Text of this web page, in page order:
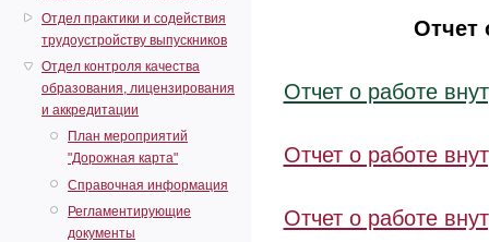
Отдел практики и содействия
трудоустройству выпускников
Отдел контроля качества
образования, лицензирования
и аккредитации
План мероприятий
"Дорожная карта"
Справочная информация
Регламентирующие
документы
Отчет
Отчет о работе
Отчет о работе
Отчет о работе